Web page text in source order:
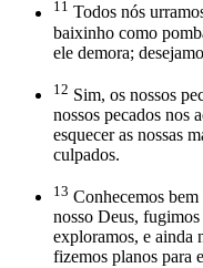
11 Todos nós
baixinho como
ele demora;
12 Sim, os nossos
nossos pecados nos
esquecer as nossas
culpados.
13 Conhecemos
nosso Deus,
exploramos, e ainda
fizemos planos para